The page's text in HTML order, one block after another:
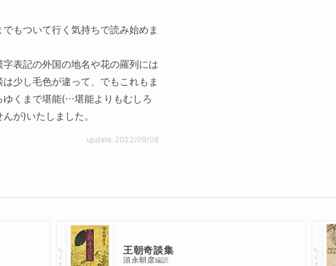
もついて行く気持ちで読み始めま
表記の外国の地名や花の羅列には
少し毛色が違って、でもこれもま
くまで堪能(…堪能よりもむしろ
が)いたしました。
update: 2022/09/08
ちくま学芸文庫 王朝奇談集
須永朝彦編訳 ちくま文庫